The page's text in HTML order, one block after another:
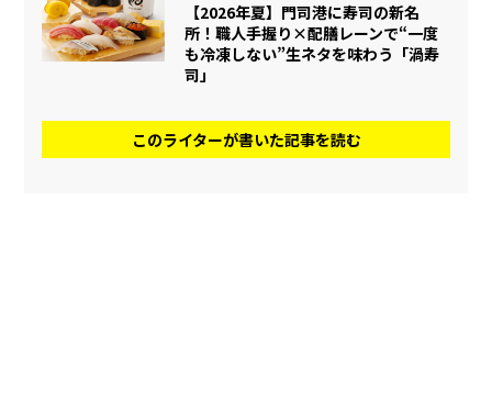
【2026年夏】門司港に寿司の新名
所！職人手握り×配膳レーンで“一度
も冷凍しない”生ネタを味わう「渦寿
司」
このライターが書いた記事を読む